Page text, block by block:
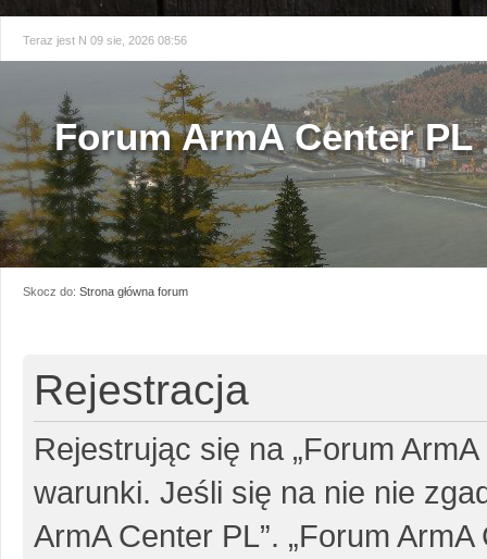
Teraz jest N 09 sie, 2026 08:56
Forum ArmA Center PL
Skocz do: Strona główna forum
Rejestracja
Rejestrując się na „Forum
warunki. Jeśli się na nie nie
ArmA Center PL”. „Forum